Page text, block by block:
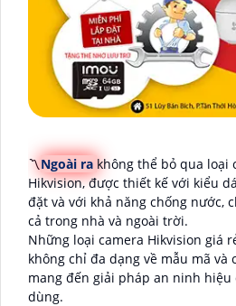
〽Ngoài ra không thể bỏ qua loại
Hikvision, được thiết kế với kiểu
đặt và với khả năng chống nước,
cả trong nhà và ngoài trời.
Những loại camera Hikvision giá
không chỉ đa dạng về mẫu mã và
mang đến giải pháp an ninh
dùng.